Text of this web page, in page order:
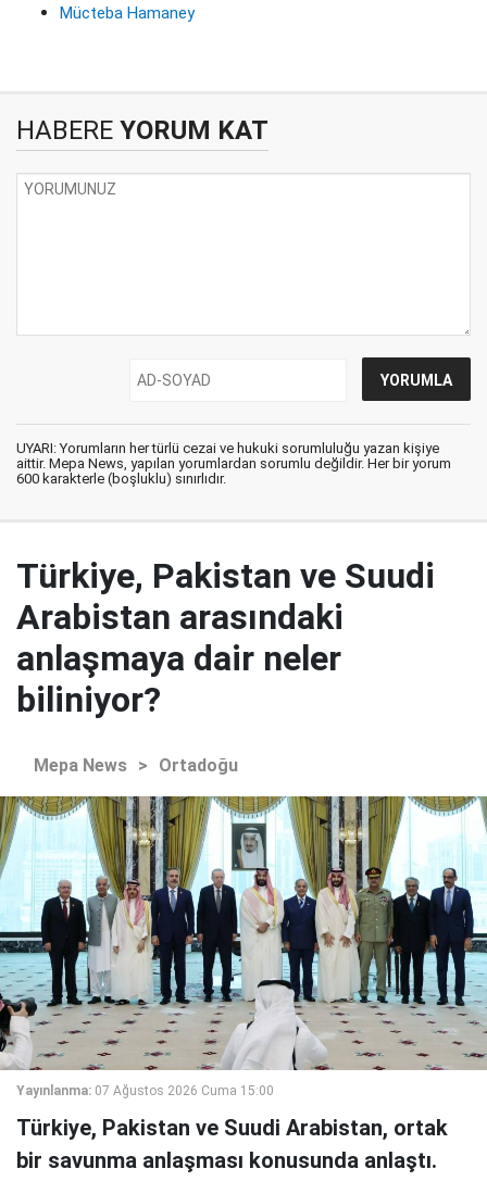
Mücteba Hamaney
HABERE YORUM KAT
UYARI: Yorumların her türlü cezai ve hukuki sorumluluğu yazan kişiye
aittir. Mepa News, yapılan yorumlardan sorumlu değildir. Her bir yorum
600 karakterle (boşluklu) sınırlıdır.
Türkiye, Pakistan ve Suudi
Arabistan arasındaki
anlaşmaya dair neler
biliniyor?
Mepa News > Ortadoğu
Yayınlanma: 07 Ağustos 2026 Cuma 15:00
Türkiye, Pakistan ve Suudi Arabistan, ortak
bir savunma anlaşması konusunda anlaştı.